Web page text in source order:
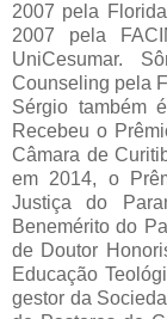
2007 pela
2007 pela
UniCesumar.
Counseling pela
Sérgio também
Recebeu o
Câmara de
em 2014, o
Justiça do
Benemérito do
de Doutor
Educação
gestor da